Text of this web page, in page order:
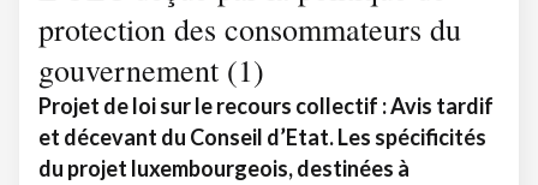
protection des consommateurs du
gouvernement (1)
Projet de loi sur le recours collectif : Avis tardif
et décevant du Conseil d’Etat. Les spécificités
du projet luxembourgeois, destinées à